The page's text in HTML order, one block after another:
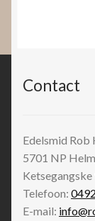
Contact
Edelsmid Rob
5701 NP
Ketsegangske
Telefoon:
E-mail: